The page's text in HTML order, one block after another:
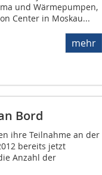
und Wärmepumpen,
Center in Moskau...
mehr
Bord
ihre Teilnahme an der
bereits jetzt
Anzahl der